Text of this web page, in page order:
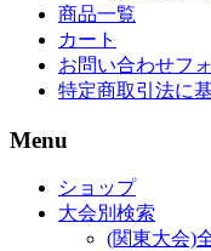
商品一覧
カート
お問い合わせフ
特定商取引法に
Menu
ショップ
大会別検索
(関東大会)